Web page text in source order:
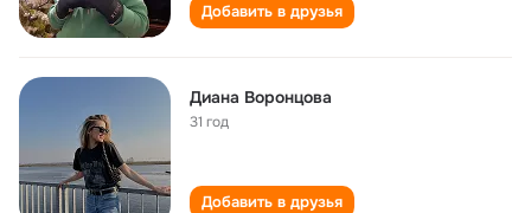
Добавить в друзья
Диана Воронцова
31 год
Добавить в друзья